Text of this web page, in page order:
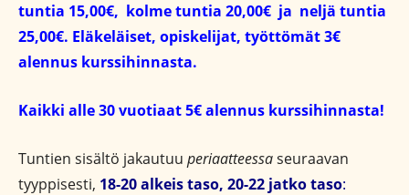
tuntia 15,00€, kolme tuntia 20,00€ ja neljä tuntia
25,00€. Eläkeläiset, opiskelijat, työttömät 3€
alennus kurssihinnasta.
Kaikki alle 30 vuotiaat 5€ alennus kurssihinnasta!
Tuntien sisältö jakautuu periaatteessaseuraavan
tyyppisesti, 18-20 alkeis taso, 20-22 jatko taso: